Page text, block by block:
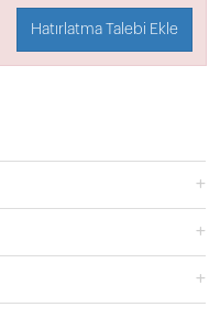
Hatırlatma Talebi Ekle